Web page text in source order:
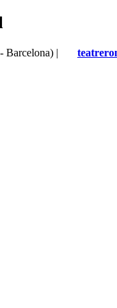
Barcelona) |